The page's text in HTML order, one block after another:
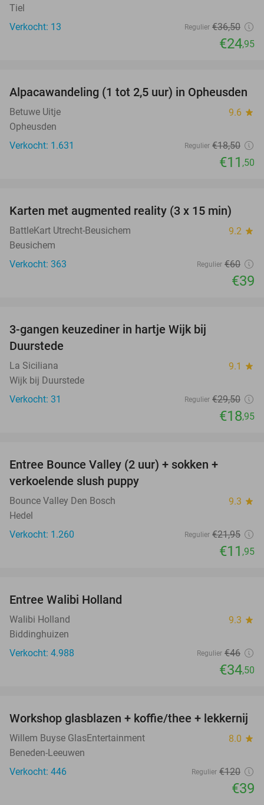
Tiel
Verkocht: 13
Regulier €36,50
€24,95
38%
Alpacawandeling (1 tot 2,5 uur) in Opheusden
Betuwe Uitje 9.6 star
Opheusden
Verkocht: 1.631
Regulier €18,50
€11 ,50
35%
Karten met augmented reality (3 x 15 min)
BattleKart Utrecht-Beusichem 9.2 star
Beusichem
Verkocht: 363
Regulier €60
€39
3-gangen keuzediner in hartje Wijk bij
Duurstede
La Siciliana 9.1 star
Wijk bij Duurstede
Verkocht: 31
Regulier €29,50
€18,95
Entree Bounce Valley (2 uur) + sokken +
verkoelende slush puppy
Bounce Valley Den Bosch 9.3 star
Hedel
Verkocht: 1.260
Regulier €21,95
€11 ,95
Entree Walibi Holland
Walibi Holland 9.3 star
Biddinghuizen
Verkocht: 4.988
Regulier €46
€34,50
68%
Workshop glasblazen + koffie/thee + lekkernij
Willem Buyse GlasEntertainment 8.0 star
Beneden-Leeuwen
Verkocht: 446
Regulier €120
€39